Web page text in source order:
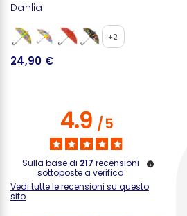
Dahlia
+2
24,90 €
4.9/5
Sulla base di 217 recensioni
sottoposte a verifica
Vedi tutte le recensioni su questo
sito